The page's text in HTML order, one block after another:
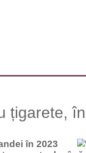
țigarete,
în 2023